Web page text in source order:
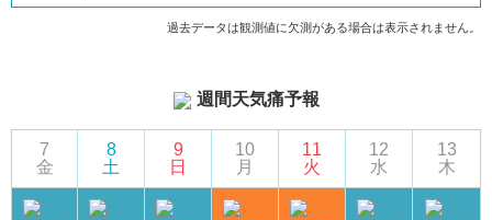
過去データは観測値に欠測がある場合は表示されません。
週間天気痛予報
7
金
8
土
9
日
10
月
11
火
12
水
13
木